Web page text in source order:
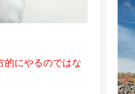
的にやるのではな